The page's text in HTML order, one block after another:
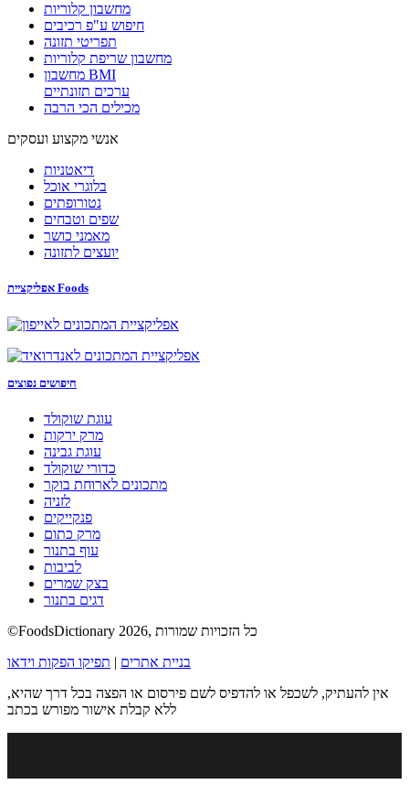
מחשבון קלוריות
חיפוש ע"פ רכיבים
תפריטי תזונה
מחשבון שריפת קלוריות
מחשבון BMI
ערכים תזונתיים
מכילים הכי הרבה
אנשי מקצוע ועסקים
דיאטניות
בלוגרי אוכל
נטורופתים
שפים וטבחים
מאמני כושר
יועצים לתזונה
אפליקציית Foods
חיפושים נפוצים
עוגת שוקולד
מרק ירקות
עוגת גבינה
כדורי שוקולד
מתכונים לארוחת בוקר
לזניה
פנקייקים
מרק כתום
עוף בתנור
לביבות
בצק שמרים
דגים בתנור
©FoodsDictionary 2026, כל הזכויות שמורות
בניית אתרים | תפיקו הפקות וידאו
אין להעתיק, לשכפל או להדפיס לשם פירסום או הפצה בכל דרך שהיא,
ללא קבלת אישור מפורש בכתב